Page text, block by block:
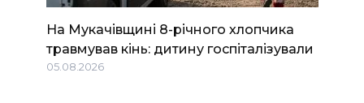
На Мукачівщині 8-річного хлопчика
травмував кінь: дитину госпіталізували
05.08.2026